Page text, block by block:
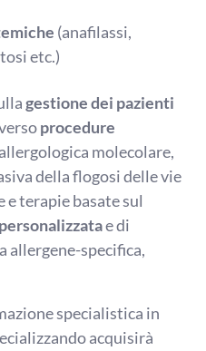
(anafilassi,
etc.)
gestione dei pazienti
procedure
molecolare,
della flogosi delle vie
e terapie basate sul
e di
allergene-specifica,
specialistica in
acquisirà